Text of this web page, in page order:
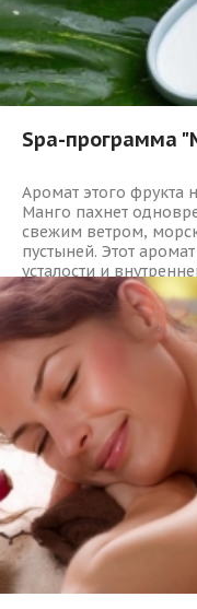
Spa-программа
Аромат этого фрукта
Манго пахнет
свежим ветром,
пустыней. Этот
усталости и
мир вечного лета,
1605